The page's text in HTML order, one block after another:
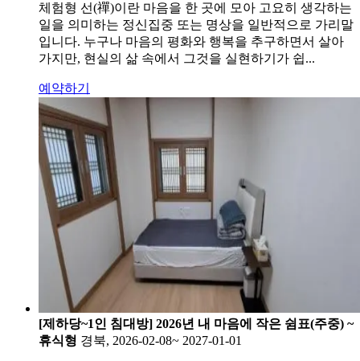
체험형 선(禪)이란 마음을 한 곳에 모아 고요히 생각하는
일을 의미하는 정신집중 또는 명상을 일반적으로 가리말
입니다. 누구나 마음의 평화와 행복을 추구하면서 살아
가지만, 현실의 삶 속에서 그것을 실현하기가 쉽...
예약하기
[제하당~1인 침대방] 2026년 내 마음에 작은 쉼표(주중) ~
휴식형 경북, 2026-02-08~ 2027-01-01